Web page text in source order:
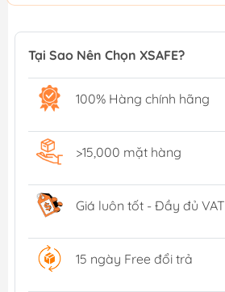
Tại Sao Nên Chọn XSAFE?
100% Hàng chính hãng
>15,000 mặt hàng
Giá luôn tốt - Đầy đủ VAT
15 ngày Free đổi trả